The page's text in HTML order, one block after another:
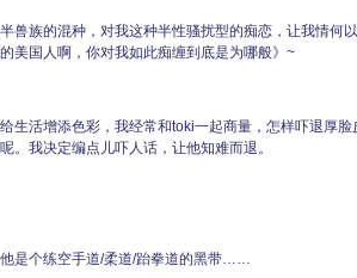
兽族的混种，对我这种半性骚扰型的痴恋，让我情何
美国人啊，你对我如此痴缠到底是为哪般》~
生活增添色彩，我经常和toki一起商量，怎样吓退厚
。我决定编点儿吓人话，让他知难而退。
是个练空手道/柔道/跆拳道的黑带……